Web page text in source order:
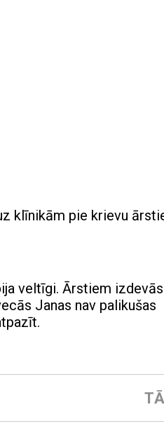
klīnikām pie krievu
veltīgi. Ārstiem izdevās
Janas nav palikušas